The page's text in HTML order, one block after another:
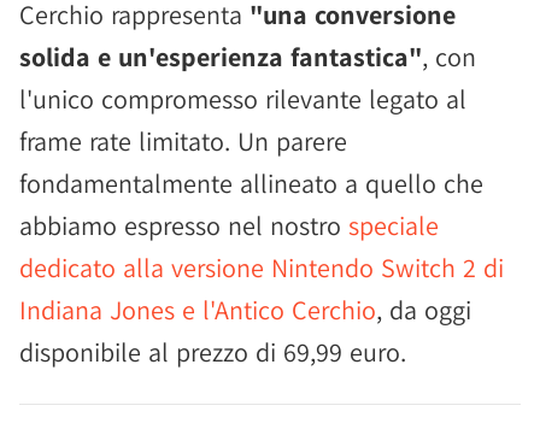
Cerchio rappresenta "una conversione
solida e un'esperienza fantastica", con
l'unico compromesso rilevante legato al
frame rate limitato. Un parere
fondamentalmente allineato a quello che
abbiamo espresso nel nostro speciale
dedicato alla versione Nintendo Switch 2 di
Indiana Jones e l'Antico Cerchio, da oggi
disponibile al prezzo di 69,99 euro.